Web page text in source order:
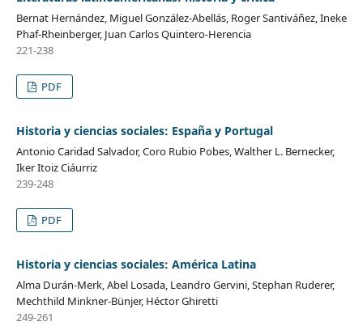
Bernat Hernández, Miguel González-Abellás, Roger Santiváñez, Ineke
Phaf-Rheinberger, Juan Carlos Quintero-Herencia
221-238
PDF
Historia y ciencias sociales: España y Portugal
Antonio Caridad Salvador, Coro Rubio Pobes, Walther L. Bernecker,
Iker Itoiz Ciáurriz
239-248
PDF
Historia y ciencias sociales: América Latina
Alma Durán-Merk, Abel Losada, Leandro Gervini, Stephan Ruderer,
Mechthild Minkner-Bünjer, Héctor Ghiretti
249-261